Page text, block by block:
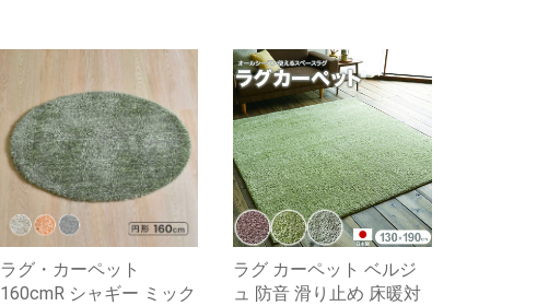
ラグ・カーペット
160cmR シャギー ミック
ラグ カーペット ベルジ
ュ 防音 滑り止め 床暖対